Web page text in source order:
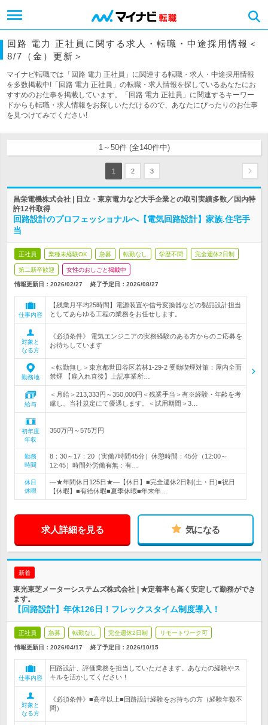
回路 電力 正社員に関する求人・転職・中途採用情報＜
8/7（金）更新＞
マイナビ転職では「回路 電力 正社員」に関連する転職・求人・中途採用情報
を多数掲載中!「回路 電力 正社員」の転職・求人情報を探しているあなたにお
すすめのお仕事を掲載しています。「回路 電力 正社員」に関連するキーワー
ドからも転職・求人情報をお探しいただけるので、あなたにぴったりのお仕事
を見つけてみてください!
1～50件 (全140件中)
1 2 3
昌栄電機株式会社 | 日立・東京電力など大手企業との取引実績多数／国内特
許12件取得
回路設計のプロフェッショナルへ【電気回路設計】家族.住宅手
当
正社員 業種未経験OK 急募 転勤なし 学歴不問 完全週休2日制
第二新卒歓迎 女性のおしごと掲載中
情報更新日：2026/02/27 終了予定日： 2026/08/27
仕事内容
【残業月平均25時間】電源装置や信号変換器などの製品設計担当
としてあらゆる工程の業務をお任せします。
対象と
なる方
《必須条件》 電気エンジニアの実務経験のある方からのご応募を
お待ちしています
勤務地
＜転勤無し＞東京都世田谷区若林1-29-2 受動喫煙対策：屋内全面
禁煙 【雇入れ直後】上記事業所…
給与
＜月給＞213,333円～350,000円＜残業手当＞有※経験・年齢を考
慮し、当社規定にて優遇します。＜試用期間＞3…
初年度
年収
350万円～575万円
勤務
時間
8：30～17：20（実働7時間45分）休憩時間：45分（12:00～
12:45）時間外労働有無：有…
休日
休暇
―★年間休日125日★―【休日】■完全週休2日制(土・日)■祝日
【休暇】■有給休暇■夏季休暇■年末年…
求人詳細を見る 気になる
新着
東光東芝メーターシステムズ株式会社 | ★定着率も高く安定して勤務ができ
ます。
【回路設計】年休126日！フレックスタイム制度導入！
正社員 急募 転勤なし 完全週休2日制 リモートワーク可
情報更新日：2026/04/17 終了予定日： 2026/10/15
仕事内容
回路設計、評価業務を担当していただきます。あなたの経験やス
キルを活かしてください！
対象と
なる方
《必須条件》■高卒以上■回路設計経験をお持ちの方（経験年数不
問）